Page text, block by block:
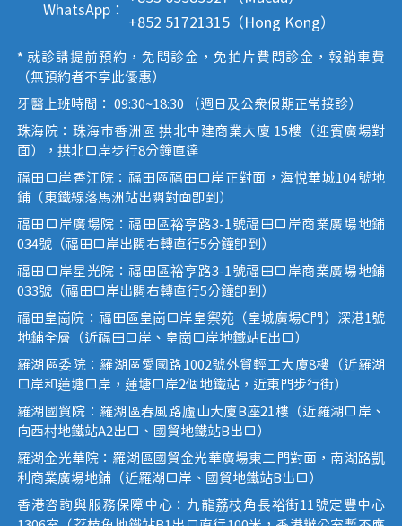
WhatsApp：
+852 51721315（Hong Kong）
* 就診請提前預約，免問診金，免拍片費問診金，報銷車費
（無預約者不享此優惠）
牙醫上班時間： 09:30~18:30 （週日及公眾假期正常接診）
珠海院：珠海市香洲區 拱北中建商業大廈 15樓（迎賓廣場對
面），拱北口岸步行8分鐘直達
福田口岸香江院：福田區福田口岸正對面，海悅華城104號地
鋪（東鐵線落馬洲站出關對面即到）
福田口岸廣場院：福田區裕亨路3-1號福田口岸商業廣場地鋪
034號（福田口岸出關右轉直行5分鐘即到）
福田口岸星光院：福田區裕亨路3-1號福田口岸商業廣場地鋪
033號（福田口岸出關右轉直行5分鐘即到）
福田皇崗院：福田區皇崗口岸皇禦苑（皇城廣場C門）深港1號
地鋪全層（近福田口岸、皇崗口岸地鐵站E出口）
羅湖區委院：羅湖區愛國路1002號外貿輕工大廈8樓（近羅湖
口岸和蓮塘口岸，蓮塘口岸2個地鐵站，近東門步行街）
羅湖國貿院：羅湖區春風路廬山大廈B座21樓（近羅湖口岸、
向西村地鐵站A2出口、國貿地鐵站B出口）
羅湖金光華院：羅湖區國貿金光華廣場東二門對面，南湖路凱
利商業廣場地鋪（近羅湖口岸、國貿地鐵站B出口）
香港咨詢與服務保障中心：九龍荔枝角長裕街11號定豐中心